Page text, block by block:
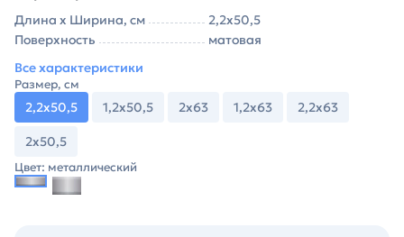
Длина х Ширина, см
2,2х50,5
Поверхность
матовая
Все характеристики
Размер, см
2,2х50,5 1,2х50,5 2х63 1,2х63 2,2х63
2х50,5
Цвет: металлический